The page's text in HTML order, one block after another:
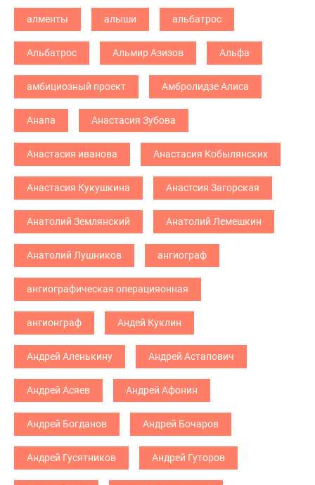
алменты алыши альбатрос
Альбатрос Альмир Азизов Альфа
амбициозный проект Амбролидзе Алиса
Анапа Анастасия Зубова
Анастасия иванова Анастасия Кобылянских
Анастасия Кукушкина Анастсия Загорская
Анатолий Землянский Анатолий Лемешкин
Анатолий Лушников ангиограф
ангиографическая операцияонная
ангионграф Андей Куклин
Андрей Аленькину Андрей Астапович
Андрей Асяев Андрей Афонин
Андрей Богданов Андрей Бочаров
Андрей Гусятников Андрей Гуторов